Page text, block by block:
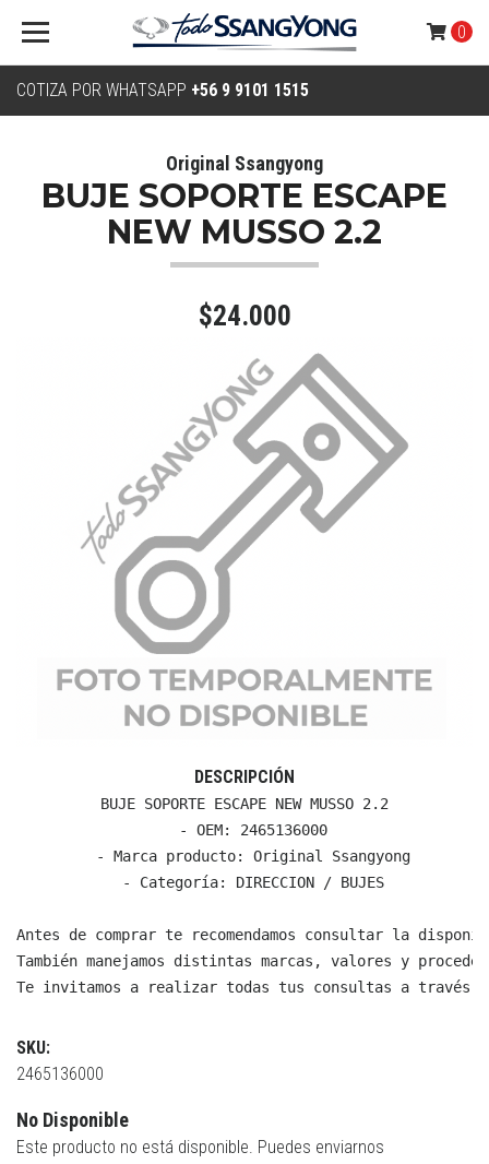
COTIZA POR WHATSAPP +56 9 9101 1515
0
Original Ssangyong
BUJE SOPORTE ESCAPE
NEW MUSSO 2.2
$24.000
DESCRIPCIÓN
BUJE SOPORTE ESCAPE NEW MUSSO 2.2
  - OEM: 2465136000
  - Marca producto: Original Ssangyong
  - Categoría: DIRECCION / BUJES
Antes de comprar te recomendamos consultar la
También manejamos distintas marcas, valores y
Te invitamos a realizar todas tus consultas a través
SKU:
2465136000
No Disponible
Este producto no está disponible. Puedes enviarnos